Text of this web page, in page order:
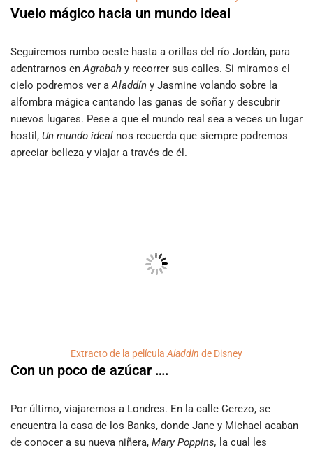
Vuelo mágico hacia un mundo ideal
Seguiremos rumbo oeste hasta a orillas del río Jordán, para
adentrarnos enAgrabah y recorrer sus calles. Si miramos el
cielo podremos ver aAladdín y Jasmine volando sobre la
alfombra mágica cantando las ganas de soñar y descubrir
nuevos lugares. Pese a que el mundo real sea a veces un lugar
hostil, Un mundo ideal nos recuerda que siempre podremos
apreciar belleza y viajar a través de él.
Extracto de la película Aladdin de Disney
Con un poco de azúcar ….
Por último, viajaremos a Londres. En la calle Cerezo, se
encuentra la casa de los Banks, donde Jane y Michael acaban
de conocer a su nueva niñera, Mary Poppins, la cual les